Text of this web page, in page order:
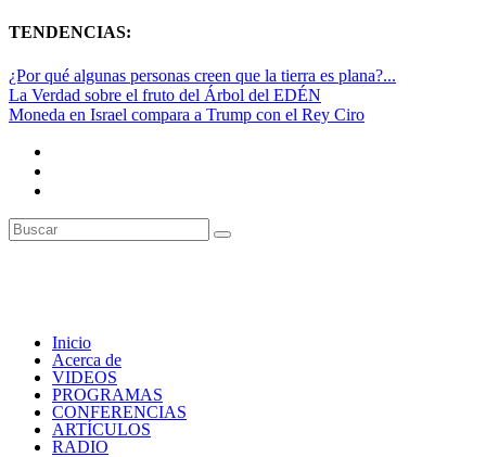
TENDENCIAS:
¿Por qué algunas personas creen que la tierra es plana?...
La Verdad sobre el fruto del Árbol del EDÉN
Moneda en Israel compara a Trump con el Rey Ciro
Inicio
Acerca de
VIDEOS
PROGRAMAS
CONFERENCIAS
ARTÍCULOS
RADIO